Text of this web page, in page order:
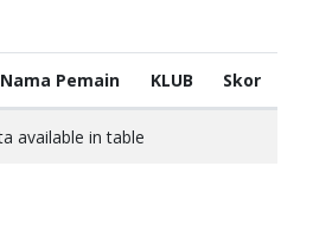
Nama Pemain KLUB Skor
available in table